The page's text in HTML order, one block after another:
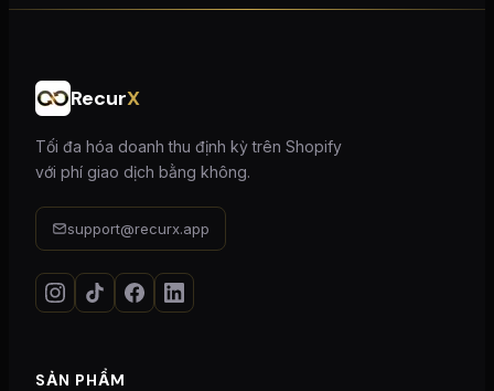
RecurX
Tối đa hóa doanh thu định kỳ trên Shopify
với phí giao dịch bằng không.
support@recurx.app
SẢN PHẨM